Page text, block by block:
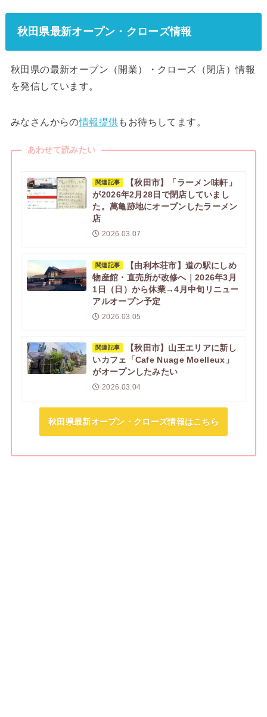
秋田県最新オープン・クローズ情報
秋田県の最新オープン（開業）・クローズ（閉店）情報
を発信しています。
みなさんからの情報提供もお待ちしてます。
あわせて読みたい
関連記事
【秋田市】「ラーメン味軒」
が2026年2月28日で閉店していまし
た。萬亀跡地にオープンしたラーメン
店
2026.03.07
関連記事
【由利本荘市】道の駅にしめ
物産館・直売所が改修へ｜2026年3月
1日（日）から休業→4月中旬リニュー
アルオープン予定
2026.03.05
関連記事
【秋田市】山王エリアに新し
いカフェ「Cafe Nuage Moelleux」
がオープンしたみたい
2026.03.04
秋田県最新オープン・クローズ情報はこちら